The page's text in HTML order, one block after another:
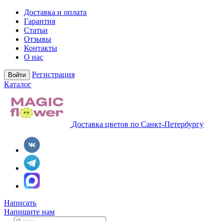
Доставка и оплата
Гарантия
Статьи
Отзывы
Контакты
О нас
Войти
Регистрация
Каталог
Доставка цветов по Санкт-Петербургу
Написать
Напишите нам